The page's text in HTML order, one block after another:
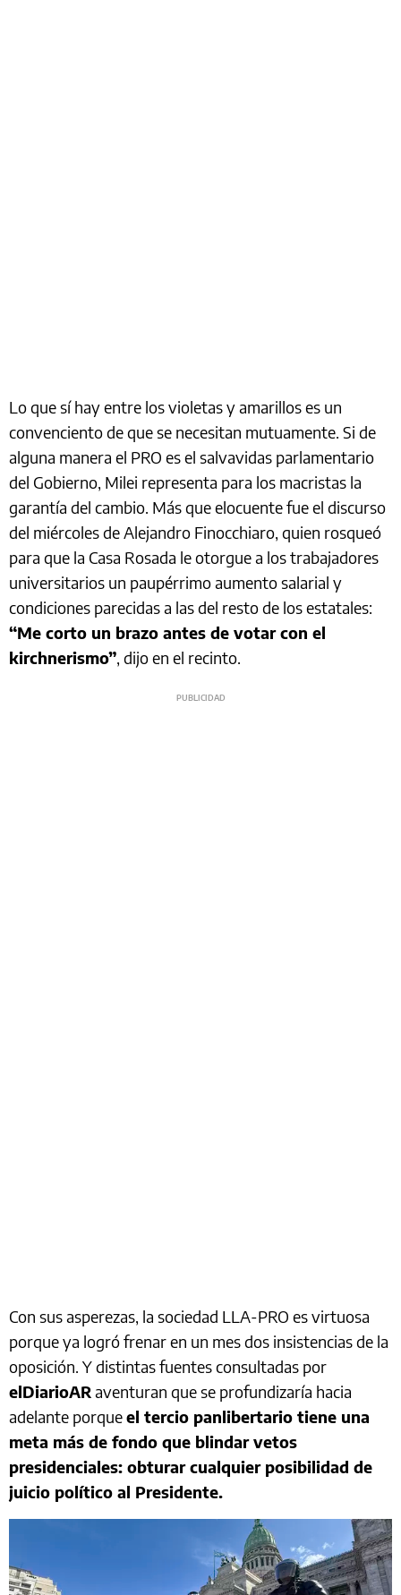
Lo que sí hay entre los violetas y amarillos es un
convenciento de que se necesitan mutuamente. Si de
alguna manera el PRO es el salvavidas parlamentario
del Gobierno, Milei representa para los macristas la
garantía del cambio. Más que elocuente fue el discurso
del miércoles de Alejandro Finocchiaro, quien rosqueó
para que la Casa Rosada le otorgue a los trabajadores
universitarios un paupérrimo aumento salarial y
condiciones parecidas a las del resto de los estatales:
“Me corto un brazo antes de votar con el
kirchnerismo”, dijo en el recinto.
Con sus asperezas, la sociedad LLA-PRO es virtuosa
porque ya logró frenar en un mes dos insistencias de la
oposición. Y distintas fuentes consultadas por
elDiarioARaventuran que se profundizaría hacia
adelante porqueel tercio panlibertario tiene una
meta más de fondo que blindar vetos
presidenciales: obturar cualquier posibilidad de
juicio político al Presidente.